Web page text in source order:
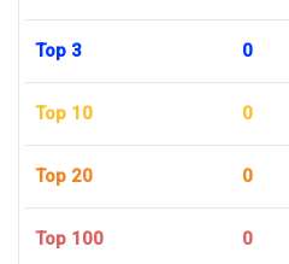
Top 3 0
Top 10 0
Top 20 0
Top 100 0